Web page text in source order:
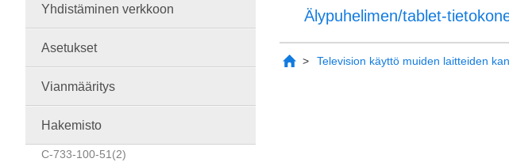
Älypuhelimen/tablet-
Television käyttö muiden laitteiden
Yhdistäminen verkkoon
Asetukset
Vianmääritys
Hakemisto
C-733-100-51(2)